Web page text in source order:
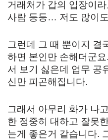
거래처가 갑의 입장이
사람 등등… 저도 많이
그런데 그 때 뿐이지 결
하면 본인만 손해더군
서 보기 싫은데 업무 공
신만 피곤해집니다.
그래서 아무리 화가 나
한 정중히 대하고 잘못
는게 좋은거 같습니다.